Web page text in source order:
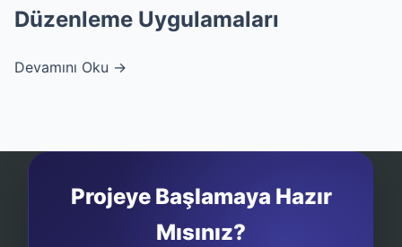
Düzenleme Uygulamaları
Devamını Oku →
Projeye Başlamaya Hazır
Mısınız?